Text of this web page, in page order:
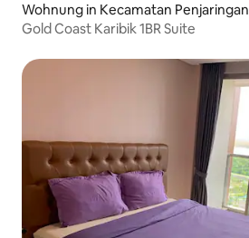
Wohnung in Kecamatan Penjaringan
Gold Coast Karibik 1BR Suite